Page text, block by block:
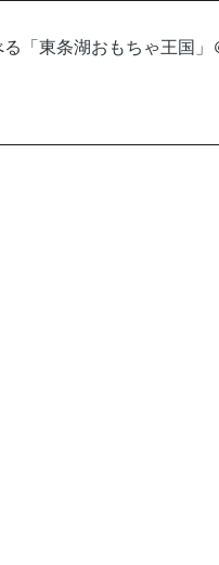
「東条湖おもちゃ王国